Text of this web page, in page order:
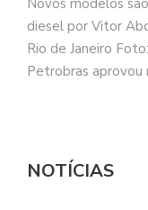
diesel por Vitor
Rio de Janeiro
Petrobras
NOTÍCIAS